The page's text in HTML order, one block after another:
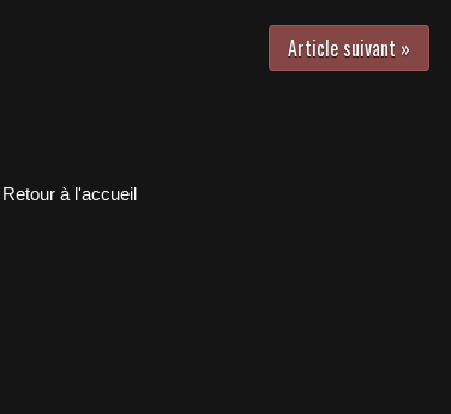
Article suivant »
Retour à l'accueil